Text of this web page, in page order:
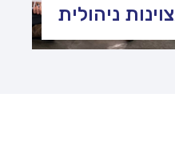
ניהולית